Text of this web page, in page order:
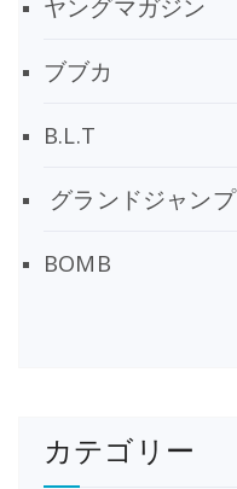
ヤングマガジン
ブブカ
B.L.T
グランドジャンプ
BOMB
カテゴリー